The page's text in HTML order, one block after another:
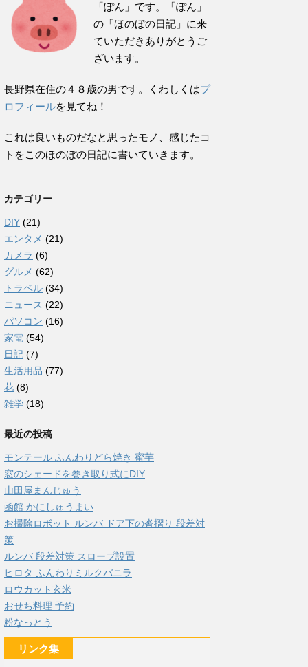
「ぽん」です。「ぽん」
の「ほのぼの日記」に来
ていただきありがとうご
ざいます。
長野県在住の４８歳の男です。くわしくはプ
ロフィールを見てね！
これは良いものだなと思ったモノ、感じたコ
トをこのほのぼの日記に書いていきます。
カテゴリー
DIY (21)
エンタメ (21)
カメラ (6)
グルメ (62)
トラベル (34)
ニュース (22)
パソコン (16)
家電 (54)
日記 (7)
生活用品 (77)
花 (8)
雑学 (18)
最近の投稿
モンテール ふんわりどら焼き 蜜芋
窓のシェードを巻き取り式にDIY
山田屋まんじゅう
函館 かにしゅうまい
お掃除ロボット ルンバ ドア下の沓摺り 段差対
策
ルンバ 段差対策 スロープ設置
ヒロタ ふんわりミルクバニラ
ロウカット玄米
おせち料理 予約
粉なっとう
リンク集